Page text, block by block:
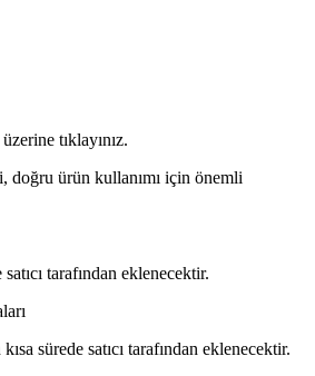
tıklayınız.
doğru ürün kullanımı için önemli
tarafından eklenecektir.
sürede satıcı tarafından eklenecektir.